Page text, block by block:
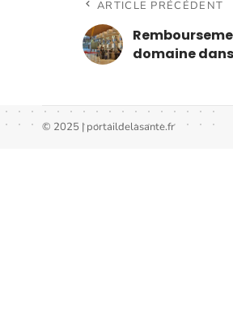
ARTICLE PRÉCÉDENT
domaine
© 2025 | portaildelasante.fr